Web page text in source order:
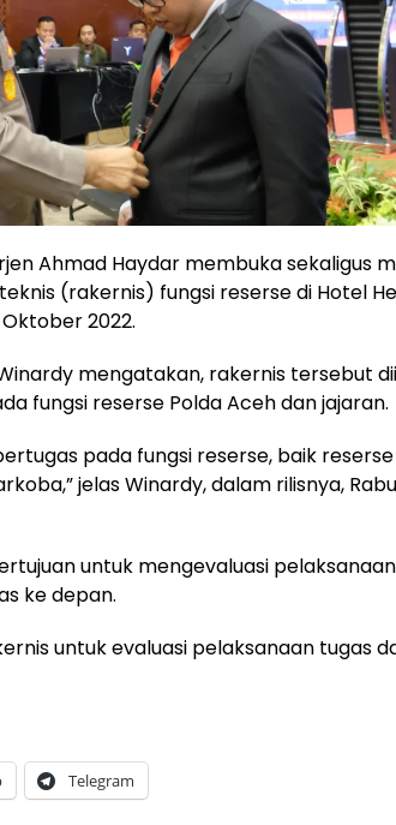
Ahmad Haydar membuka sekaligus
(rakernis) fungsi reserse di Hotel
2022.
mengatakan, rakernis tersebut
fungsi reserse Polda Aceh dan jajaran.
pada fungsi reserse, baik
jelas Winardy, dalam rilisnya,
untuk mengevaluasi
ke depan.
untuk evaluasi pelaksanaan tugas
Telegram